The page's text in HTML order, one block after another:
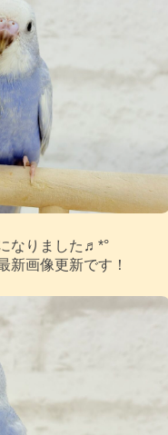
なりました♬*°
新画像更新です！